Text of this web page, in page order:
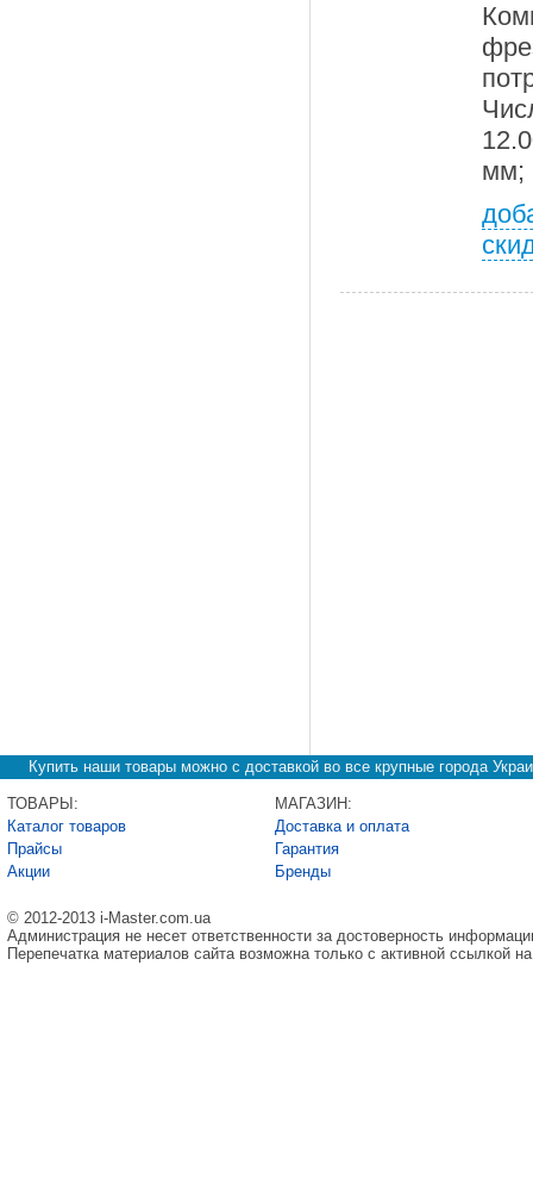
мм;
Купить наши товары можно с доставкой во все крупные города
ТОВАРЫ:
Каталог товаров
Прайсы
Акции
МАГАЗИН:
Доставка и оплата
Гарантия
Бренды
© 2012-2013 i-Master.com.ua
Администрация не несет ответственности за достоверность
Перепечатка материалов сайта возможна только с активной ссылкой